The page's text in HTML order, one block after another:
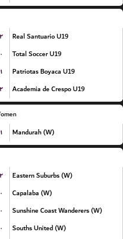
۲
Real Santuario U19
۰
Total Soccer U19
۱
Patriotas Boyaca U19
۲ Academia de Crespo U19
۱ Mandurah (W)
۲
Eastern Suburbs (W)
۰
Capalaba (W)
۰
Sunshine Coast Wanderers (W)
۰
Souths United (W)